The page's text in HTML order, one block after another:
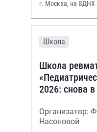
г. Москва, на ВДНХ
Школа
Школа
2026: снова
Организатор:
Насоновой